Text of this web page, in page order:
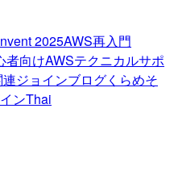
2025AWS再入門
者向けAWSテクニカルサポ
ジョインブログくらめそ
ンThai